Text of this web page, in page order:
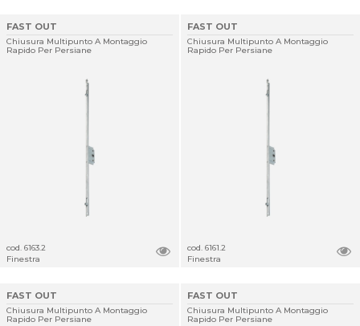
FAST OUT
Chiusura Multipunto A Montaggio
Rapido Per Persiane
cod. 6163.2
Finestra
FAST OUT
Chiusura Multipunto A Montaggio
Rapido Per Persiane
cod. 6161.2
Finestra
FAST OUT
Chiusura Multipunto A Montaggio
Rapido Per Persiane
FAST OUT
Chiusura Multipunto A Montaggio
Rapido Per Persiane